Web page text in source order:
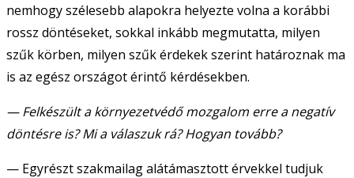
nemhogy szélesebb alapokra helyezte volna a korábbi
rossz döntéseket, sokkal inkább megmutatta, milyen
szűk körben, milyen szűk érdekek szerint határoznak ma
is az egész országot érintő kérdésekben.
— Felkészült a környezetvédő mozgalom erre a negatív
döntésre is? Mi a válaszuk rá? Hogyan tovább?
— Egyrészt szakmailag alátámasztott érvekkel tudjuk